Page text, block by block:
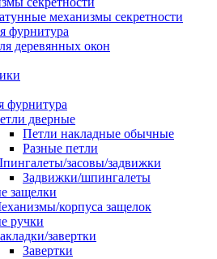
механизмы секретности
фурнитура
деревянных окон
фурнитура
дверные
Петли накладные обычные
Разные петли
засовы/задвижки
Задвижки/шпингалеты
защелки
корпуса защелок
ручки
завертки
Завертки